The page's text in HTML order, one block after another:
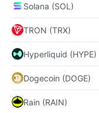
Solana (SOL)
TRON (TRX)
Hyperliquid (HYPE)
Dogecoin (DOGE)
Rain (RAIN)